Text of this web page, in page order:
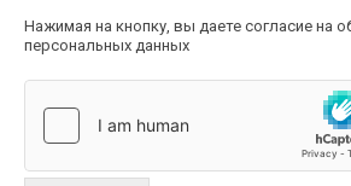
Нажимая на кнопку, вы даете согласие на
персональных данных